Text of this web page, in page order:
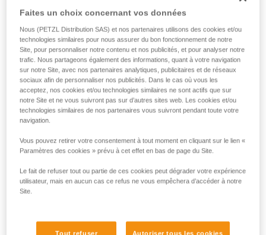
changement en fonction du besoin. TOOLEASH s'inscrit
dans une solution complète contre la chute accidentelle
d'outil.
HOW TO Use our solutions for dropped tool
prevention
Faites un choix concernant vos données
Nous (PETZL Distribution SAS) et nos partenaires utilisons des cookies et/ou
technologies similaires pour nous assurer du bon fonctionnement de notre
Site, pour personnaliser notre contenu et nos publicités, et pour analyser notre
trafic. Nous partageons également des informations, quant à votre navigation
sur notre Site, avec nos partenaires analytiques, publicitaires et de réseaux
sociaux afin de personnaliser nos publicités. Dans le cas où vous les
acceptez, nos cookies et/ou technologies similaires ne sont actifs que sur
notre Site et ne vous suivront pas sur d’autres sites web. Les cookies et/ou
technologies similaires de nos partenaires vous suivront pendant toute votre
navigation.
Vous pouvez retirer votre consentement à tout moment en cliquant sur le lien «
Paramètres des cookies » prévu à cet effet en bas de page du Site.
Le fait de refuser tout ou partie de ces cookies peut dégrader votre expérience
utilisateur, mais en aucun cas ce refus ne vous empêchera d’accéder à notre
Site.
Tout refuser Autoriser tous les cookies